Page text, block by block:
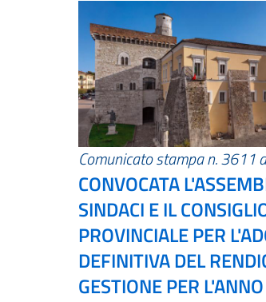
Comunicato stampa n.
CONVOCATA
SINDACI E IL
PROVINCIALE PER
DEFINITIVA DEL
GESTIONE PER